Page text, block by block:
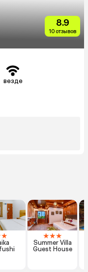
8.9
10 отзывов
везде
★ ★★★
Summer Villa
Guest House